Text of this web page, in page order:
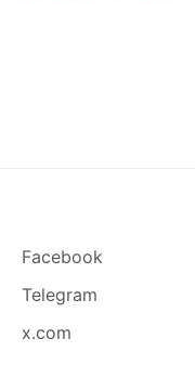
Facebook
Telegram
x.com